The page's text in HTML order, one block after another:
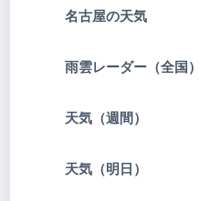
名古屋の天気
雨雲レーダー（全国）
天気（週間）
天気（明日）